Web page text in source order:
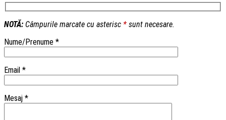
NOTĂ: Câmpurile marcate cu asterisc * sunt necesare.
Nume/Prenume *
Email *
Mesaj *